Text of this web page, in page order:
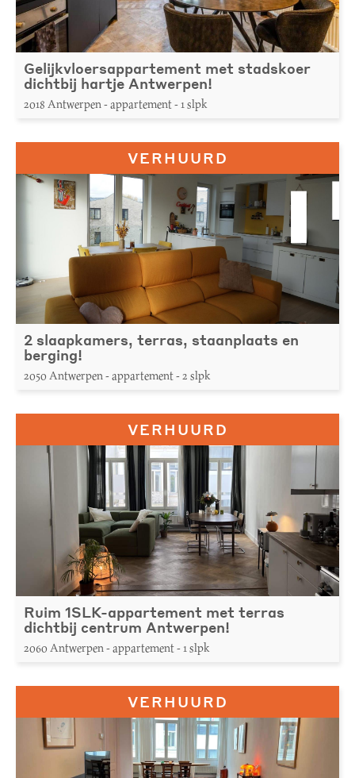
Gelijkvloersappartement met stadskoer
dichtbij hartje Antwerpen!
2018 Antwerpen - appartement - 1 slpk
VERHUURD
2 slaapkamers, terras, staanplaats en
berging!
2050 Antwerpen - appartement - 2 slpk
VERHUURD
Ruim 1SLK-appartement met terras
dichtbij centrum Antwerpen!
2060 Antwerpen - appartement - 1 slpk
VERHUURD